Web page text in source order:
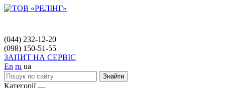
(044) 232-12-20
(098) 150-51-55
ЗАПИТ НА СЕРВІС
En ru ua
Знайти
Категорії